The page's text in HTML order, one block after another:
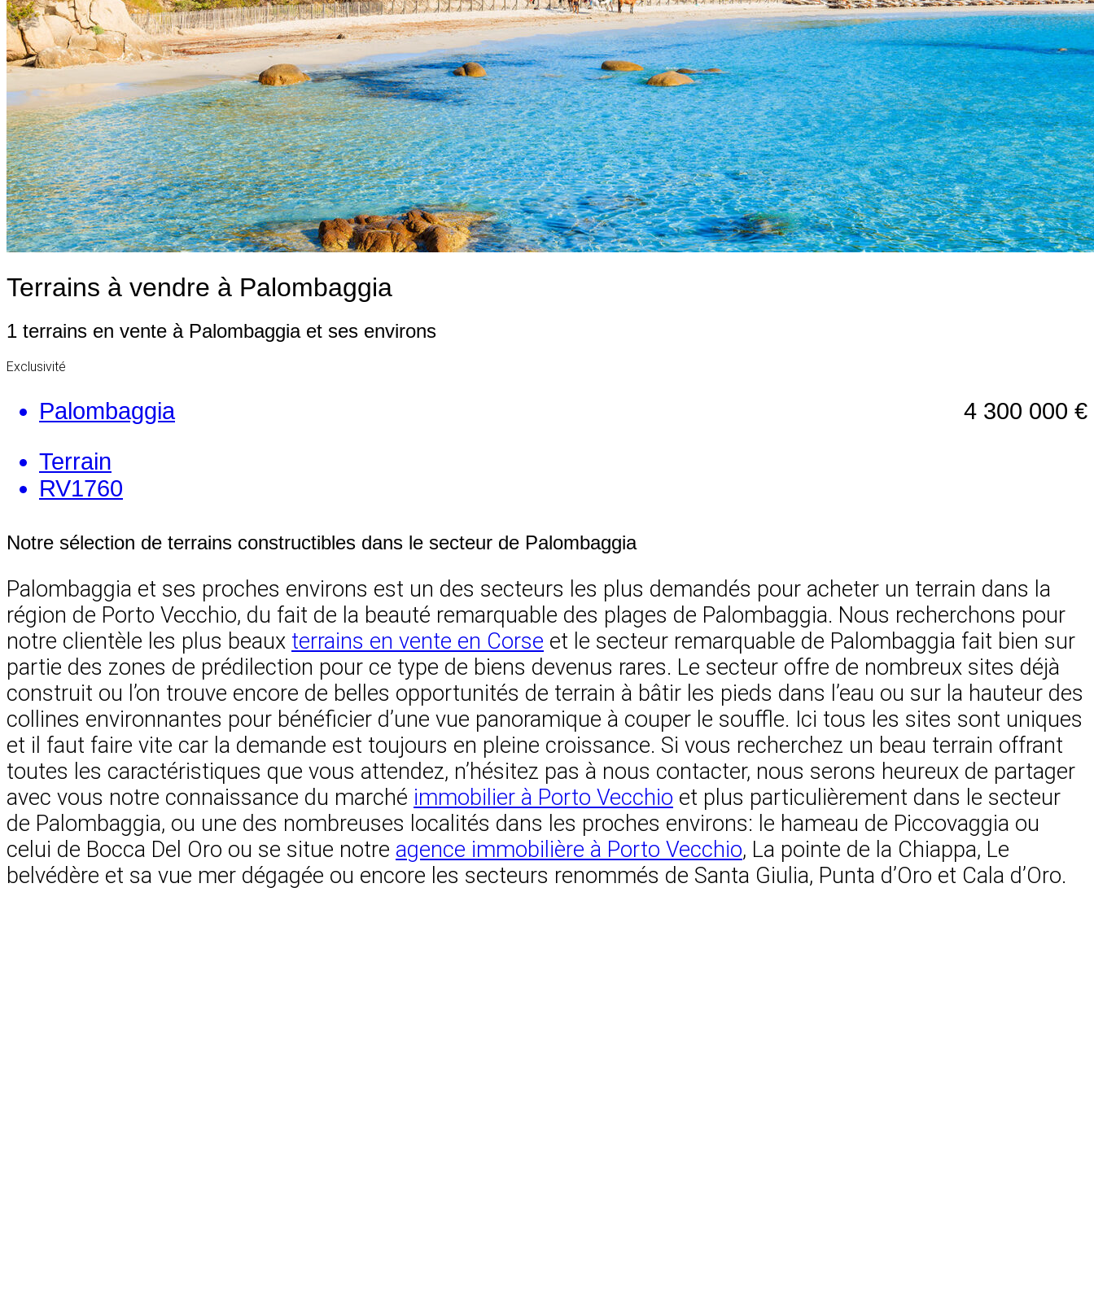
Terrains à vendre à Palombaggia
1 terrains en vente à Palombaggia et ses environs
Exclusivité
4 300 000 €
Palombaggia
Terrain
RV1760
Notre sélection de terrains constructibles dans le secteur de Palombaggia
Palombaggia et ses proches environs est un des secteurs les plus demandés pour acheter un terrain dans la
région de Porto Vecchio, du fait de la beauté remarquable des plages de Palombaggia. Nous recherchons pour
notre clientèle les plus beaux terrains en vente en Corse et le secteur remarquable de Palombaggia fait bien sur
partie des zones de prédilection pour ce type de biens devenus rares. Le secteur offre de nombreux sites déjà
construit ou l’on trouve encore de belles opportunités de terrain à bâtir les pieds dans l’eau ou sur la hauteur des
collines environnantes pour bénéficier d’une vue panoramique à couper le souffle. Ici tous les sites sont uniques
et il faut faire vite car la demande est toujours en pleine croissance. Si vous recherchez un beau terrain offrant
toutes les caractéristiques que vous attendez, n’hésitez pas à nous contacter, nous serons heureux de partager
avec vous notre connaissance du marché immobilier à Porto Vecchio et plus particulièrement dans le secteur
de Palombaggia, ou une des nombreuses localités dans les proches environs: le hameau de Piccovaggia ou
celui de Bocca Del Oro ou se situe notre agence immobilière à Porto Vecchio, La pointe de la Chiappa, Le
belvédère et sa vue mer dégagée ou encore les secteurs renommés de Santa Giulia, Punta d’Oro et Cala d’Oro.